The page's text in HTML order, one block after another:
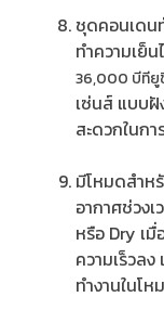
ชุดคอนเดน
ทำความเย็
36,000 บีทียู
เซ่นส์ แบบฝั
สะดวกในก
มีโหมดสำห
อากาศช่วง
หรือ Dry เ
ความเร็วล
ทำงานในโ